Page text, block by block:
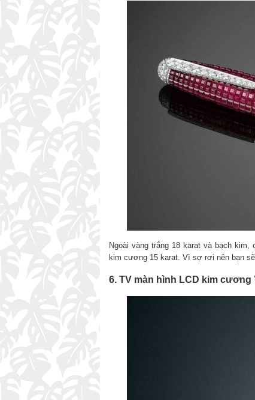
Ngoài vàng trắng 18 karat và bạch
kim cương 15 karat. Vì sợ rơi nên bạn
6. TV màn hình LCD kim cương